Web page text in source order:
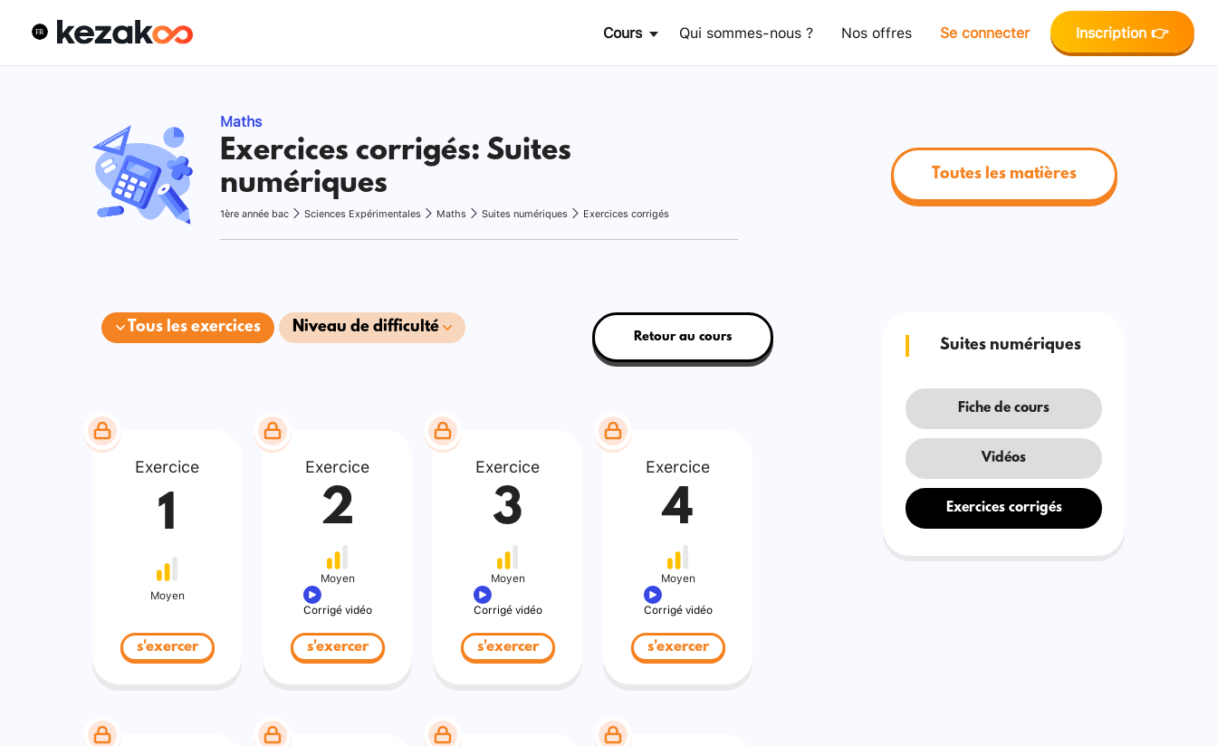
Cours Qui sommes-nous ? Nos offres Se connecter Inscription 👉
Maths
Exercices corrigés: Suites
numériques
1ère année bac Sciences Expérimentales Maths Suites numériques Exercices corrigés
Toutes les matières
Tous les exercices Niveau de difficulté
Retour au cours
Exercice
1
Moyen
s'exercer
Exercice
2
Moyen
Corrigé vidéo
s'exercer
Exercice
3
Moyen
Corrigé vidéo
s'exercer
Exercice
4
Moyen
Corrigé vidéo
s'exercer
Suites numériques
Fiche de cours
Vidéos
Exercices corrigés